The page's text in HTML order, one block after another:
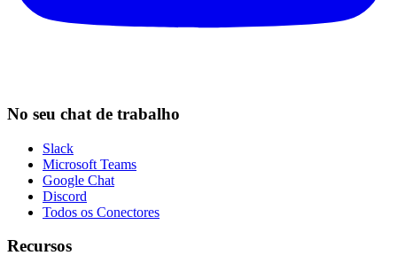
No seu chat de trabalho
Slack
Microsoft Teams
Google Chat
Discord
Todos os Conectores
Recursos